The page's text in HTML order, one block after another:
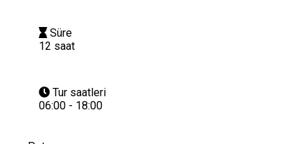
Süre
12 saat
Tur saatleri
06:00 - 18:00